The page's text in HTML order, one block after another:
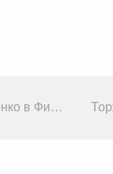
Мастер-класс А. Г. Гавриленко в Финансовом университете